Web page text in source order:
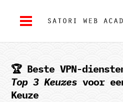
🏆 Beste VPN-
Top 3 Keuzes voor
Keuze